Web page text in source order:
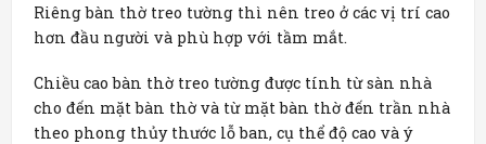
Riêng bàn thờ treo tường thì nên treo ở các vị trí cao
hơn đầu người và phù hợp với tầm mắt.
Chiều cao bàn thờ treo tường được tính từ sàn nhà
cho đến mặt bàn thờ và từ mặt bàn thờ đến trần nhà
theo phong thủy thước lỗ ban, cụ thể độ cao và ý